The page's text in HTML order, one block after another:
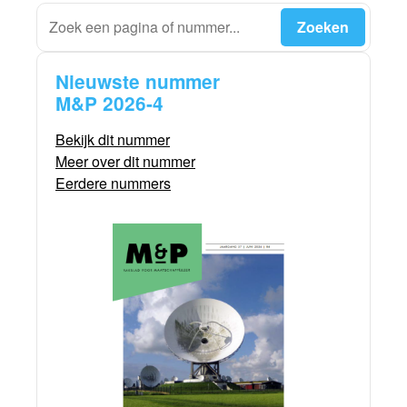
Nieuwste nummer
M&P 2026-4
Bekijk dit nummer
Meer over dit nummer
Eerdere nummers